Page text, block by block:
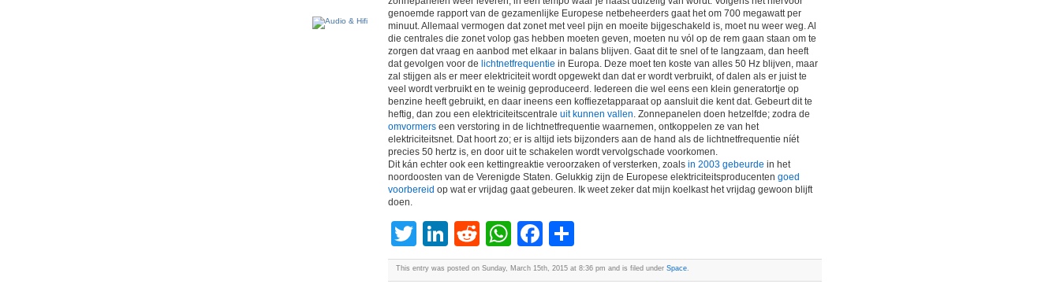
genoemde rapport van de gezamenlijke Europese netbeheerders gaat het om 700 megawatt per
minuut. Allemaal vermogen dat zonet met veel pijn en moeite bijgeschakeld is, moet nu weer weg. Al
die centrales die zonet volop gas hebben moeten geven, moeten nu vól op de rem gaan staan om te
zorgen dat vraag en aanbod met elkaar in balans blijven. Gaat dit te snel of te langzaam, dan heeft
dat gevolgen voor de lichtnetfrequentie in Europa. Deze moet ten koste van alles 50 Hz blijven, maar
zal stijgen als er meer elektriciteit wordt opgewekt dan dat er wordt verbruikt, of dalen als er juist te
veel wordt verbruikt en te weinig geproduceerd. Iedereen die wel eens een klein generatortje op
benzine heeft gebruikt, en daar ineens een koffiezetapparaat op aansluit die kent dat. Gebeurt dit te
heftig, dan zou een elektriciteitscentrale uit kunnen vallen. Zonnepanelen doen hetzelfde; zodra de
omvormers een verstoring in de lichtnetfrequentie waarnemen, ontkoppelen ze van het
elektriciteitsnet. Dat hoort zo; er is altijd iets bijzonders aan de hand als de lichtnetfrequentie níét
precies 50 hertz is, en door uit te schakelen wordt vervolgschade voorkomen.
Dit kán echter ook een kettingreaktie veroorzaken of versterken, zoals in 2003 gebeurde in het
noordoosten van de Verenigde Staten. Gelukkig zijn de Europese elektriciteitsproducenten goed
voorbereid op wat er vrijdag gaat gebeuren. Ik weet zeker dat mijn koelkast het vrijdag gewoon blijft
doen.
Twitter
LinkedIn
RedditWhatsApp
Facebook
This entry was posted on Sunday, March 15th, 2015 at 8:36 pm and is filed under Space.